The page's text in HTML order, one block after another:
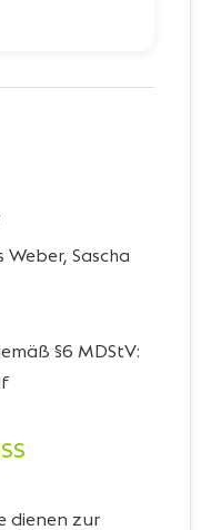
Weber, Sascha
§6 MDStV:
dienen zur